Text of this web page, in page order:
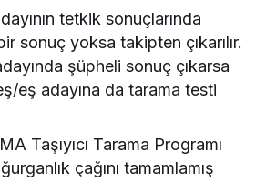
tetkik sonuçlarında
sonuç yoksa takipten çıkarılır.
şüpheli sonuç çıkarsa
eş adayına da tarama testi
Taşıyıcı Tarama Programı
çağını tamamlamış